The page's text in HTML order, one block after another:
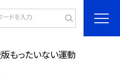
もったいない運動